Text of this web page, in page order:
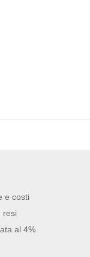
e costi
resi
al 4%